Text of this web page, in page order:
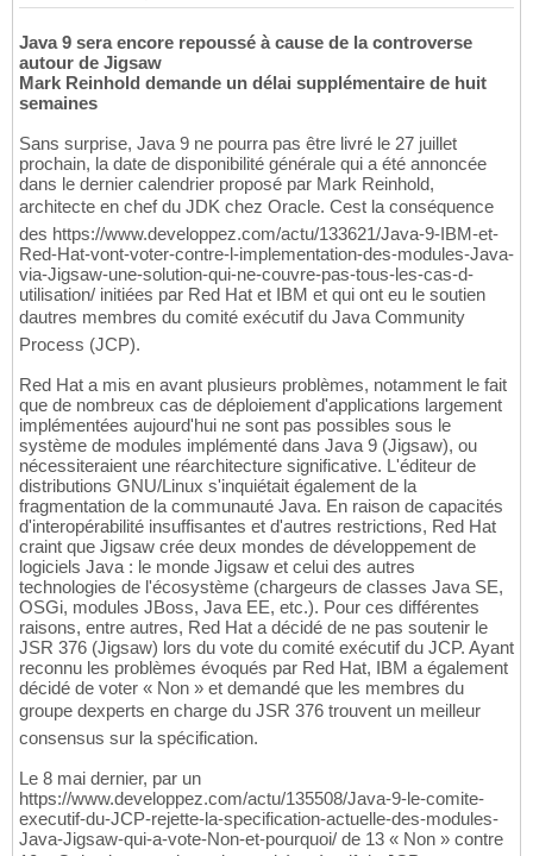
Java 9 sera encore repoussé à cause de la controverse
autour de Jigsaw
Mark Reinhold demande un délai supplémentaire de huit
semaines
Sans surprise, Java 9 ne pourra pas être livré le 27 juillet
prochain, la date de disponibilité générale qui a été annoncée
dans le dernier calendrier proposé par Mark Reinhold,
architecte en chef du JDK chez Oracle. Cest la conséquence
des https://www.developpez.com/actu/133621/Java-9-IBM-et-
Red-Hat-vont-voter-contre-l-implementation-des-modules-Java-
via-Jigsaw-une-solution-qui-ne-couvre-pas-tous-les-cas-d-
utilisation/ initiées par Red Hat et IBM et qui ont eu le soutien
dautres membres du comité exécutif du Java Community
Process (JCP).
Red Hat a mis en avant plusieurs problèmes, notamment le fait
que de nombreux cas de déploiement d'applications largement
implémentées aujourd'hui ne sont pas possibles sous le
système de modules implémenté dans Java 9 (Jigsaw), ou
nécessiteraient une réarchitecture significative. L'éditeur de
distributions GNU/Linux s'inquiétait également de la
fragmentation de la communauté Java. En raison de capacités
d'interopérabilité insuffisantes et d'autres restrictions, Red Hat
craint que Jigsaw crée deux mondes de développement de
logiciels Java : le monde Jigsaw et celui des autres
technologies de l'écosystème (chargeurs de classes Java SE,
OSGi, modules JBoss, Java EE, etc.). Pour ces différentes
raisons, entre autres, Red Hat a décidé de ne pas soutenir le
JSR 376 (Jigsaw) lors du vote du comité exécutif du JCP. Ayant
reconnu les problèmes évoqués par Red Hat, IBM a également
décidé de voter « Non » et demandé que les membres du
groupe dexperts en charge du JSR 376 trouvent un meilleur
consensus sur la spécification.
Le 8 mai dernier, par un
https://www.developpez.com/actu/135508/Java-9-le-comite-
executif-du-JCP-rejette-la-specification-actuelle-des-modules-
Java-Jigsaw-qui-a-vote-Non-et-pourquoi/ de 13 « Non » contre